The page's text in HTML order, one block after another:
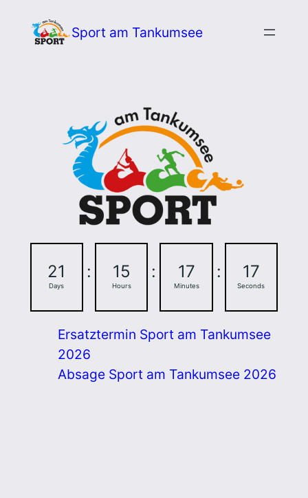
Inhalt
Sport am Tankumsee
21
Days
: 15
Hours
: 17
Minutes
: 16
Seconds
Ersatztermin Sport am Tankumsee
2026
Absage Sport am Tankumsee 2026